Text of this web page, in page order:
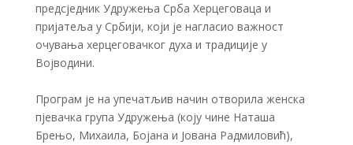
предсједник Удружења Срба Херцеговаца и
пријатеља у Србији, који је нагласио важност
очувања херцеговачког духа и традиције у
Војводини.
​Програм је на упечатљив начин отворила женска
пјевачка група Удружења (коју чине Наташа
Брењо, Михаила, Бојана и Јована Радмиловић),